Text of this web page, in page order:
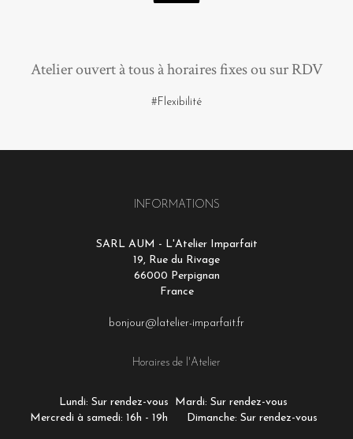
Atelier ouvert à tous à horaires fixes ou sur RDV
#Flexibilité
INFORMATIONS
SARL AUM - L'Atelier Imparfait
19, Rue du Rivage
66000 Perpignan
France
bonjour@latelier-imparfait.fr
Horaires de l'Atelier
Lundi: Sur rendez-vous
Mardi: Sur rendez-vous
Mercredi à samedi: 16h - 19h
Dimanche: Sur rendez-vous